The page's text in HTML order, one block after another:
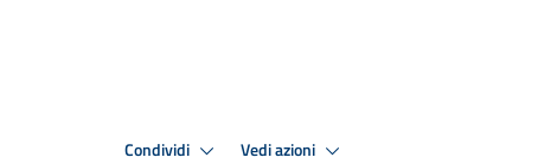
Condividi Vedi azioni